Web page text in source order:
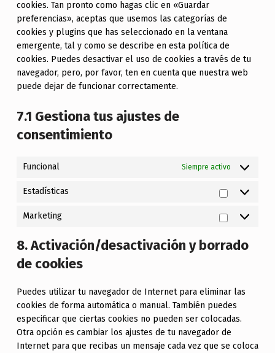
cookies. Tan pronto como hagas clic en «Guardar
preferencias», aceptas que usemos las categorías de
cookies y plugins que has seleccionado en la ventana
emergente, tal y como se describe en esta política de
cookies. Puedes desactivar el uso de cookies a través de tu
navegador, pero, por favor, ten en cuenta que nuestra web
puede dejar de funcionar correctamente.
7.1 Gestiona tus ajustes de
consentimiento
Funcional Siempre activo
Estadísticas
Marketing Marketing
8. Activación/desactivación y borrado
de cookies
Puedes utilizar tu navegador de Internet para eliminar las
cookies de forma automática o manual. También puedes
especificar que ciertas cookies no pueden ser colocadas.
Otra opción es cambiar los ajustes de tu navegador de
Internet para que recibas un mensaje cada vez que se coloca